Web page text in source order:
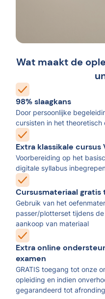
Wat maakt de
98% slaagkans
Door persoonlijke
cursisten in het theoretisch
Extra klassikale cursus
Voorbereiding op het
digitale syllabus
Cursusmateriaal
Gebruik van het
passer/plotterset tijdens
aankoop van materiaal
Extra online
examen
GRATIS toegang tot onze
opleiding en indien
gegarandeerd tot